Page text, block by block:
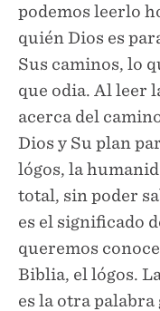
podemos leerlo
quién Dios es
Sus caminos, lo
que odia. Al leer
acerca del
Dios y Su plan
lógos, la
total, sin poder
es el significado
queremos
Biblia, el lógos.
es la otra palabra